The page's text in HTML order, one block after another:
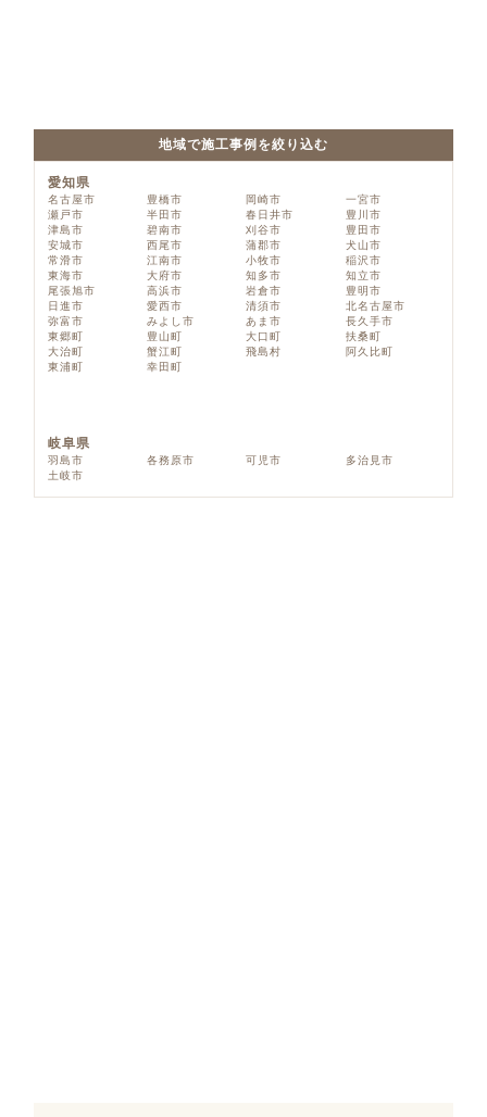
地域で施工事例を絞り込む
愛知県
名古屋市 豊橋市 岡崎市
一宮市
瀬戸市
半田市 春日井市
豊川市
津島市
碧南市 刈谷市
豊田市
安城市
西尾市 蒲郡市
犬山市
常滑市
江南市 小牧市
稲沢市
東海市
大府市 知多市
知立市
尾張旭市
高浜市 岩倉市
豊明市
日進市
愛西市 清須市
北名古屋市
弥富市
みよし市 あま市
長久手市
東郷町
豊山町 大口町
扶桑町
大治町
蟹江町 飛島村
阿久比町
東浦町
幸田町
岐阜県
羽島市 各務原市 可児市
多治見市
土岐市